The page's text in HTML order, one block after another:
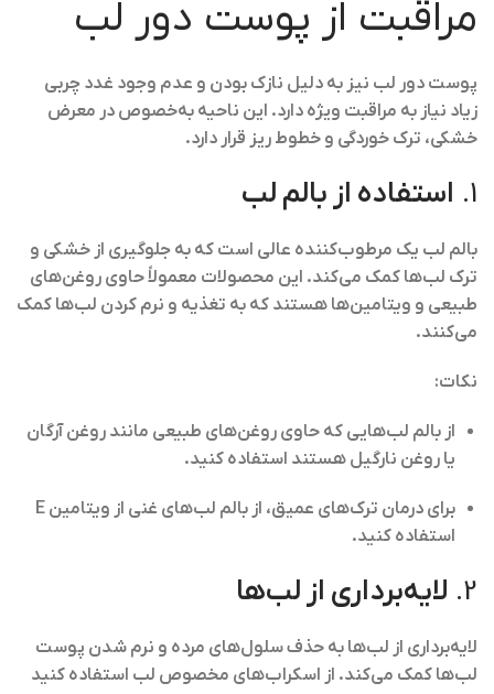
مراقبت از پوست دور لب
پوست دور لب نیز به دلیل نازک بودن و عدم وجود غدد چربی
زیاد نیاز به مراقبت ویژه دارد. این ناحیه به‌خصوص در معرض
خشکی، ترک خوردگی و خطوط ریز قرار دارد.
1. استفاده از بالم لب
بالم لب یک مرطوب‌کننده عالی است که به جلوگیری از خشکی و
ترک لب‌ها کمک می‌کند. این محصولات معمولاً حاوی روغن‌های
طبیعی و ویتامین‌ها هستند که به تغذیه و نرم کردن لب‌ها کمک
می‌کنند.
نکات:
از بالم لب‌هایی که حاوی روغن‌های طبیعی مانند روغن آرگان
یا روغن نارگیل هستند استفاده کنید.
برای درمان ترک‌های عمیق، از بالم لب‌های غنی از ویتامین E
استفاده کنید.
2. لایه‌برداری از لب‌ها
لایه‌برداری از لب‌ها به حذف سلول‌های مرده و نرم شدن پوست
لب‌ها کمک می‌کند. از اسکراب‌های مخصوص لب استفاده کنید